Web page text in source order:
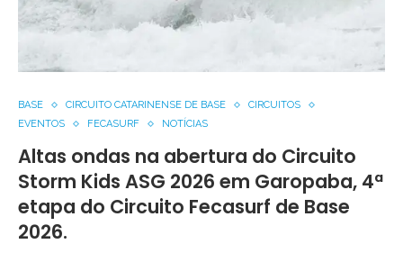
BASE CIRCUITO CATARINENSE DE BASE
CIRCUITOS
EVENTOS
FECASURF NOTÍCIAS
Altas ondas na abertura do Circuito
Storm Kids ASG 2026 em Garopaba, 4ª
etapa do Circuito Fecasurf de Base
2026.